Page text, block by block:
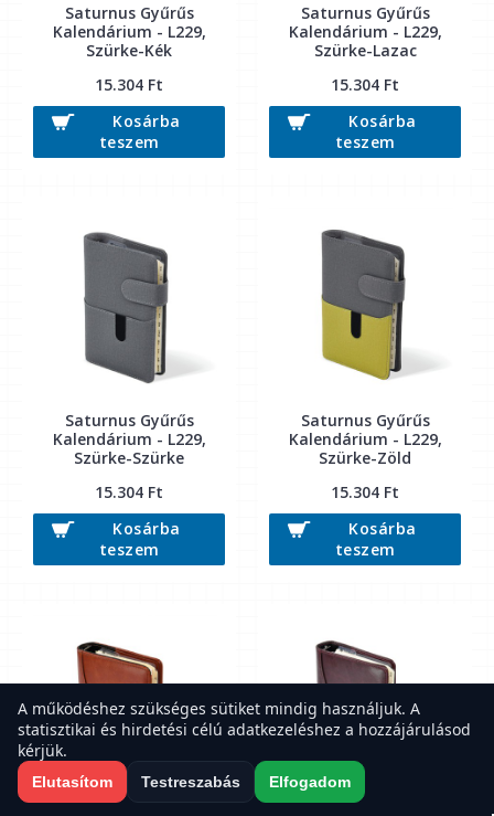
Saturnus Gyűrűs
Kalendárium - L229,
Szürke-Kék
15.304 Ft
Kosárba
teszem
Saturnus Gyűrűs
Kalendárium - L229,
Szürke-Lazac
15.304 Ft
Kosárba
teszem
Saturnus Gyűrűs
Kalendárium - L229,
Szürke-Szürke
15.304 Ft
Kosárba
teszem
Saturnus Gyűrűs
Kalendárium - L229,
Szürke-Zöld
15.304 Ft
Kosárba
teszem
A működéshez szükséges sütiket mindig használjuk. A
statisztikai és hirdetési célú adatkezeléshez a hozzájárulásod
kérjük.
Elutasítom Testreszabás Elfogadom